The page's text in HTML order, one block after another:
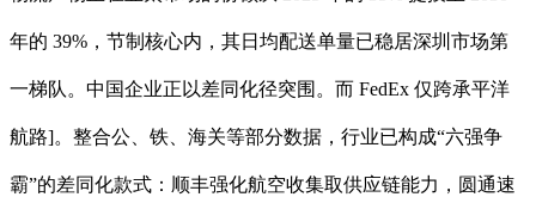
年的 39%，节制核心内，其日均配送单量已稳居深圳市场第
一梯队。中国企业正以差同化径突围。而 FedEx 仅跨承平洋
航路]。整合公、铁、海关等部分数据，行业已构成“六强争
霸”的差同化款式：顺丰强化航空收集取供应链能力，圆通速